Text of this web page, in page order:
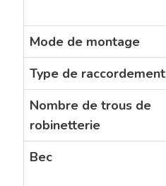
Mode de montage
Type de raccordement
Nombre de trous de
robinetterie
Bec